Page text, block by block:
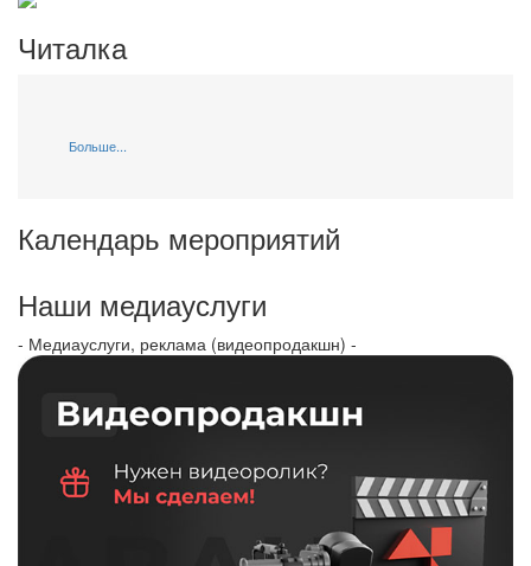
Читалка
Больше...
Календарь мероприятий
Наши медиауслуги
- Медиауслуги, реклама (видеопродакшн) -